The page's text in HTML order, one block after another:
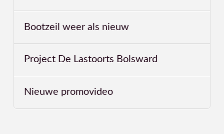
Bootzeil weer als nieuw
Project De Lastoorts Bolsward
Nieuwe promovideo